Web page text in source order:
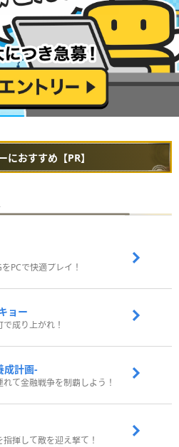
おすすめ【PR】
PCで快適プレイ！
ョー
成り上がれ！
成計画-
て金融戦争を制覇しよう！
揮して敵を迎え撃て！